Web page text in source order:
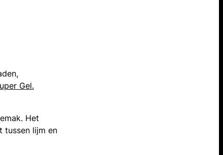
Gel.
Het
tussen lijm en